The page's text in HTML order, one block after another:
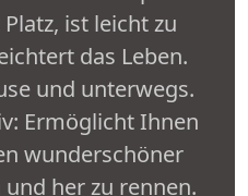
ist leicht zu
das Leben.
und unterwegs.
Ermöglicht Ihnen
wunderschöner
und her zu rennen.